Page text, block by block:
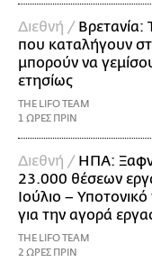
Διεθνή /
που καταλήγουν
μπορούν να
ετησίως
THE LIFO TEAM
1 ΩΡΕΣ ΠΡΙΝ
Διεθνή / ΗΠΑ:
23.000 θέσεων
Ιούλιο – Υποτονικό
για την αγορά
THE LIFO TEAM
2 ΩΡΕΣ ΠΡΙΝ